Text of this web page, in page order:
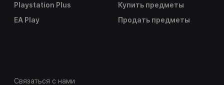
Playstation Plus
EA Play
Купить предметы
Продать предметы
Связаться с нами